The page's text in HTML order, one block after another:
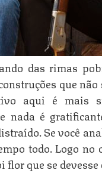
das rimas
que
aqui é mais
nada é
Se você
todo. Logo no
flor que se